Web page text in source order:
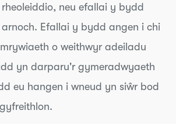
neu efallai y bydd
Efallai y bydd angen i chi
o weithwyr adeiladu
yn darparu'r gymeradwyaeth
eu hangen i wneud yn siŵr bod